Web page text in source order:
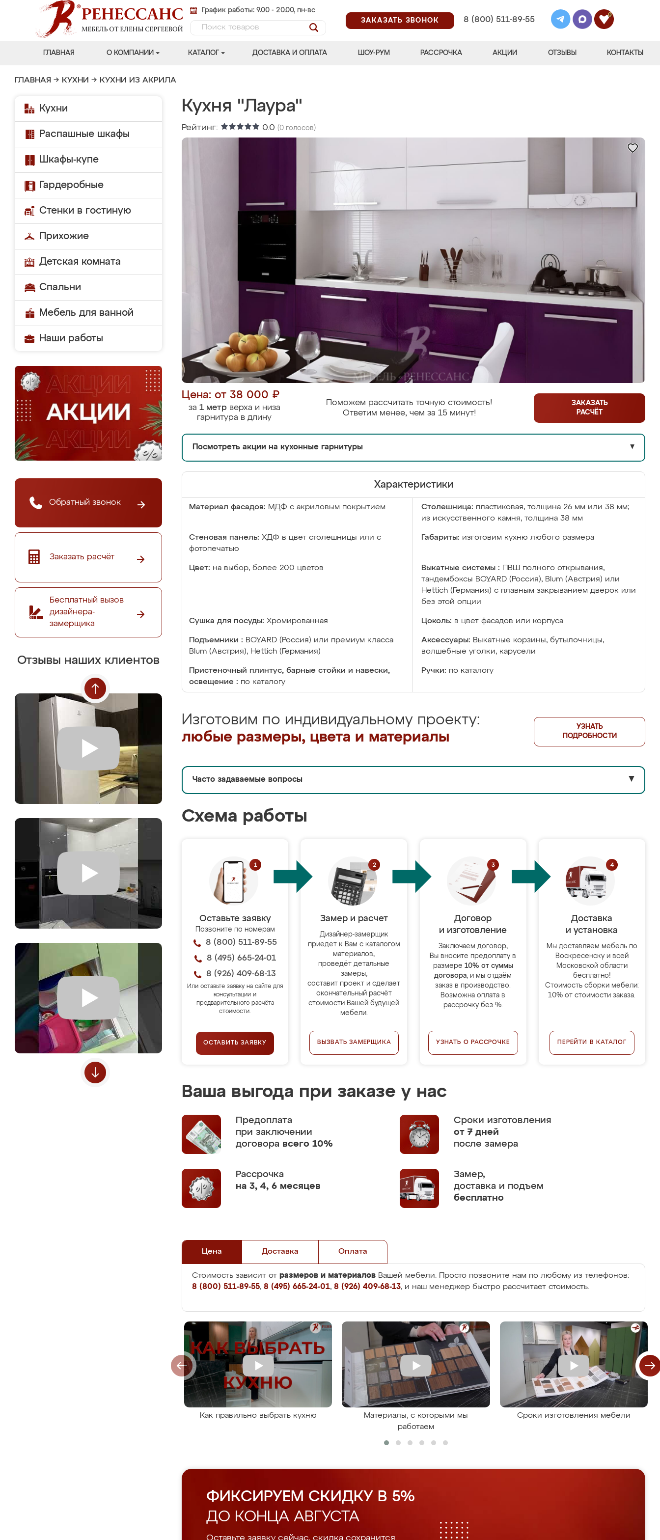
График работы: 9.00 - 20.00, пн-вс
ЗАКАЗАТЬ ЗВОНОК
8 (800) 511-89-55
0
ГЛАВНАЯ О КОМПАНИИ КАТАЛОГ ДОСТАВКА И ОПЛАТА ШОУ-РУМ РАССРОЧКА АКЦИИ ОТЗЫВЫ КОНТАКТЫ
ГЛАВНАЯ → КУХНИ → КУХНИ ИЗ АКРИЛА
Кухни
Распашные шкафы
Шкафы-купе
Гардеробные
Стенки в гостиную
Прихожие
Детская комната
Спальни
Мебель для ванной
Наши работы
Обратный звонок
Заказать расчёт
Бесплатный вызов
дизайнера-
замерщика
Отзывы наших клиентов
Кухня "Лаура"
Рейтинг: 0.0 (0 голосов)
Цена: от 38 000 ₽
за 1 метрверха и низа
гарнитура в длину
Поможем рассчитать точную стоимость!
Ответим менее, чем за 15 минут!
ЗАКАЗАТЬ
РАСЧЁТ
Посмотреть акции на кухонные гарнитуры ▼
Характеристики
Материал фасадов: МДФ с акриловым покрытием Столешница: пластиковая, толщина 26 мм или 38 мм;
из искусственного камня, толщина 38 мм
Стеновая панель: ХДФ в цвет столешницы или с
фотопечатью
Габариты: изготовим кухню любого размера
Цвет: на выбор, более 200 цветов Выкатные системы :
ПВШ полного открывания,
тандембоксы BOYARD (Россия), Blum (Австрия) или
Hettich (Германия) с плавным закрыванием дверок или
без этой опции
Сушка для посуды: Хромированная Цоколь: в цвет фасадов или корпуса
Подъемники : BOYARD (Россия) или премиум класса
Blum (Австрия), Hettich (Германия)
Аксессуары: Выкатные корзины, бутылочницы,
волшебные уголки, карусели
Пристеночный плинтус, барные стойки и навески,
освещение : по каталогу
Ручки: по каталогу
Изготовим по индивидуальному проекту:
любые размеры, цвета и материалы
УЗНАТЬ
ПОДРОБНОСТИ
Часто задаваемые вопросы ▼
Схема работы
Оставьте заявку
Позвоните по номерам
8 (800) 511-89-55
8 (495) 665-24-01
8 (926) 409-68-13
Или оставьте заявку на сайте для
консультации и
предварительного расчёта
стоимости.
ОСТАВИТЬ ЗАЯВКУ
Замер и расчет
Дизайнер-замерщик
приедет к Вам с каталогом
материалов,
проведёт детальные
замеры,
составит проект и сделает
окончательный расчёт
стоимости Вашей будущей
мебели.
ВЫЗВАТЬ ЗАМЕРЩИКА
Договор
и изготовление
Заключаем договор,
Вы вносите предоплату в
размере 10% от суммы
договора, и мы отдаём
заказ в производство.
Возможна оплата в
рассрочку без %.
УЗНАТЬ О РАССРОЧКЕ
Доставка
и установка
Мы доставляем мебель по
Воскресенску и всей
Московской области
бесплатно!
Стоимость сборки мебели:
10% от стоимости заказа.
ПЕРЕЙТИ В КАТАЛОГ
Ваша выгода при заказе у нас
Предоплата
при заключении
договора всего 10%
Сроки изготовления
от 7 дней
после замера
Рассрочка
на 3, 4, 6 месяцев
Замер,
доставка и подъем
бесплатно
Цена Доставка Оплата
Стоимость зависит от размеров и материалов Вашей мебели. Просто позвоните нам по любому из телефонов:
8 (800) 511-89-55, 8 (495) 665-24-01, 8 (926) 409-68-13, и наш менеджер быстро рассчитает стоимость.
Как правильно выбрать кухню
Материалы, с которыми мы
работаем
Сроки изготовления мебели
ФИКСИРУЕМ СКИДКУ В 5%
ДО КОНЦА АВГУСТА
Оставьте заявку сейчас, скидка сохранится.